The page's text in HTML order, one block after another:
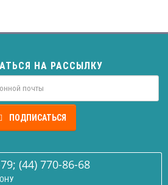
НА РАССЫЛКУ
ПОДПИСАТЬСЯ
(44) 770-86-68